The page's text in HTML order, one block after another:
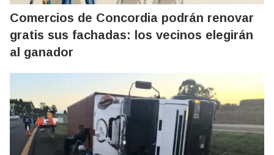
Comercios de Concordia podrán renovar
gratis sus fachadas: los vecinos elegirán
al ganador